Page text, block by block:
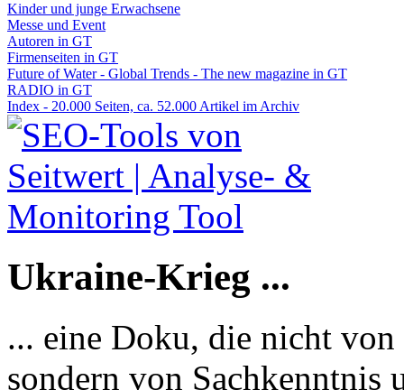
Kinder und junge Erwachsene
Messe und Event
Autoren in GT
Firmenseiten in GT
Future of Water - Global Trends - The new magazine in GT
RADIO in GT
Index - 20.000 Seiten, ca. 52.000 Artikel im Archiv
Ukraine-Krieg ...
... eine Doku, die nicht
sondern von Sachkenntnis